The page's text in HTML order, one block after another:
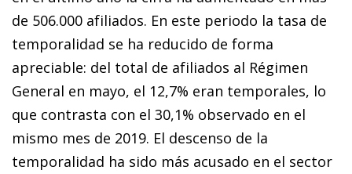
de 506.000 afiliados. En este periodo la tasa de
temporalidad se ha reducido de forma
apreciable: del total de afiliados al Régimen
General en mayo, el 12,7% eran temporales, lo
que contrasta con el 30,1% observado en el
mismo mes de 2019. El descenso de la
temporalidad ha sido más acusado en el sector